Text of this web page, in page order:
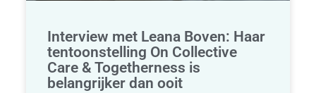
Interview met Leana Boven: Haar
tentoonstelling On Collective
Care & Togetherness is
belangrijker dan ooit